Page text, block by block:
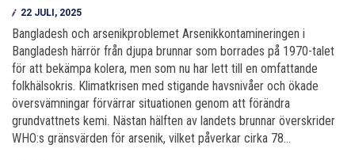
22 JULI, 2025
Bangladesh och arsenikproblemet Arsenikkontamineringen i
Bangladesh härrör från djupa brunnar som borrades på 1970-talet
för att bekämpa kolera, men som nu har lett till en omfattande
folkhälsokris. Klimatkrisen med stigande havsnivåer och ökade
översvämningar förvärrar situationen genom att förändra
grundvattnets kemi. Nästan hälften av landets brunnar överskrider
WHO:s gränsvärden för arsenik, vilket påverkar cirka 78…